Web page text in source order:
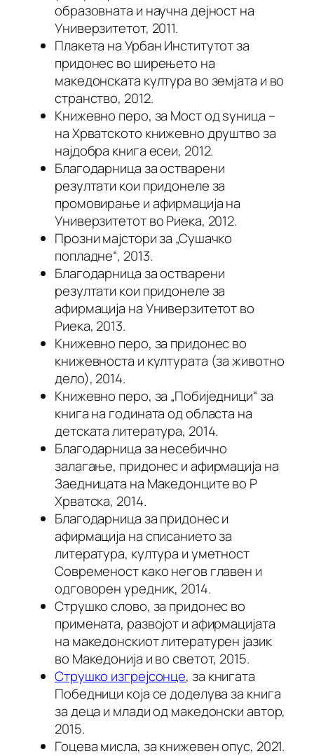
образовната и научна дејност на
Универзитетот, 2011.
Плакета на Урбан Институтот за
придонес во ширењето на
македонската култура во земјата и во
странство, 2012.
Книжевно перо, за Мост од ѕуница –
на Хрватското книжевно друштво за
најдобра книга есеи, 2012.
Благодарница за остварени
резултати кои придонеле за
промовирање и афирмација на
Универзитетот во Риека, 2012.
Прозни мајстори за „Сушачко
попладне“, 2013.
Благодарница за остварени
резултати кои придонеле за
афирмација на Универзитетот во
Риека, 2013.
Книжевно перо, за придонес во
книжевноста и културата (за животно
дело), 2014.
Книжевно перо, за „Побиједници“ за
книга на годината од областа на
детската литература, 2014.
Благодарница за несебично
залагање, придонес и афирмација на
Заедницата на Македонците во Р
Хрватска, 2014.
Благодарница за придонес и
афирмација на списанието за
литература, култура и уметност
Современост како негов главен и
одговорен уредник, 2014.
Струшко слово, за придонес во
примената, развојот и афирмацијата
на македонскиот литературен јазик
во Македонија и во светот, 2015.
Струшко изгрејсонце, за книгата
Победници која се доделува за книга
за деца и млади од македонски автор,
2015.
Гоцева мисла, за книжевен опус, 2021.